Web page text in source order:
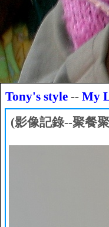
Tony's style -- My
(影像記錄--聚餐